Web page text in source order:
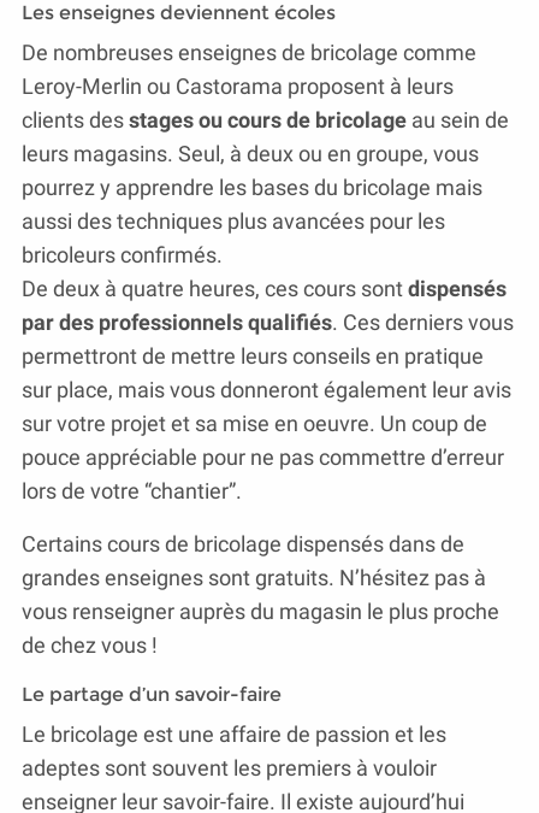
Les enseignes deviennent écoles
De nombreuses enseignes de bricolage comme
Leroy-Merlin ou Castorama proposent à leurs
clients desstages ou cours de bricolage au sein de
leurs magasins. Seul, à deux ou en groupe, vous
pourrez y apprendre les bases du bricolage mais
aussi des techniques plus avancées pour les
bricoleurs confirmés.
De deux à quatre heures, ces cours sontdispensés
par des professionnels qualifiés. Ces derniers vous
permettront de mettre leurs conseils en pratique
sur place, mais vous donneront également leur avis
sur votre projet et sa mise en oeuvre. Un coup de
pouce appréciable pour ne pas commettre d’erreur
lors de votre “chantier”.
Certains cours de bricolage dispensés dans de
grandes enseignes sont gratuits. N’hésitez pas à
vous renseigner auprès du magasin le plus proche
de chez vous !
Le partage d’un savoir-faire
Le bricolage est une affaire de passion et les
adeptes sont souvent les premiers à vouloir
enseigner leur savoir-faire. Il existe aujourd’hui